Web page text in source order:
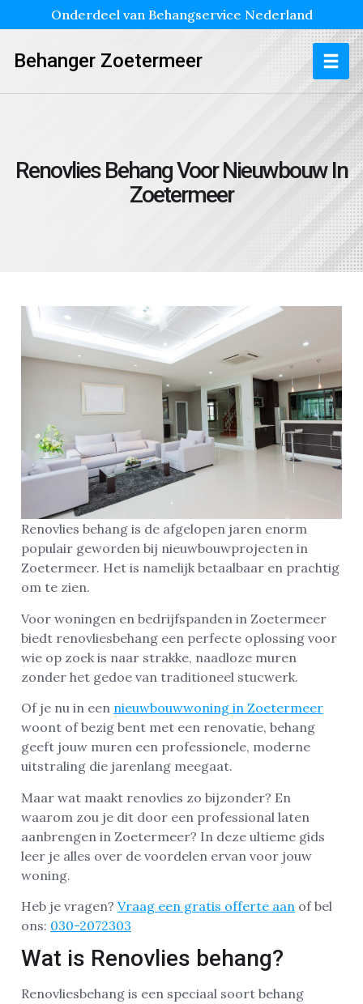
Onderdeel van Behangservice Nederland
Behanger Zoetermeer
Renovlies Behang Voor Nieuwbouw In
Zoetermeer
Renovlies behang is de afgelopen jaren enorm
populair geworden bij nieuwbouwprojecten in
Zoetermeer. Het is namelijk betaalbaar en prachtig
om te zien.
Voor woningen en bedrijfspanden in Zoetermeer
biedt renovliesbehang een perfecte oplossing voor
wie op zoek is naar strakke, naadloze muren
zonder het gedoe van traditioneel stucwerk.
Of je nu in een nieuwbouwwoning in Zoetermeer
woont of bezig bent met een renovatie, behang
geeft jouw muren een professionele, moderne
uitstraling die jarenlang meegaat.
Maar wat maakt renovlies zo bijzonder? En
waarom zou je dit door een professional laten
aanbrengen in Zoetermeer? In deze ultieme gids
leer je alles over de voordelen ervan voor jouw
woning.
Heb je vragen? Vraag een gratis offerte aan of bel
ons: 030-2072303
Wat is Renovlies behang?
Renovliesbehang is een speciaal soort behang